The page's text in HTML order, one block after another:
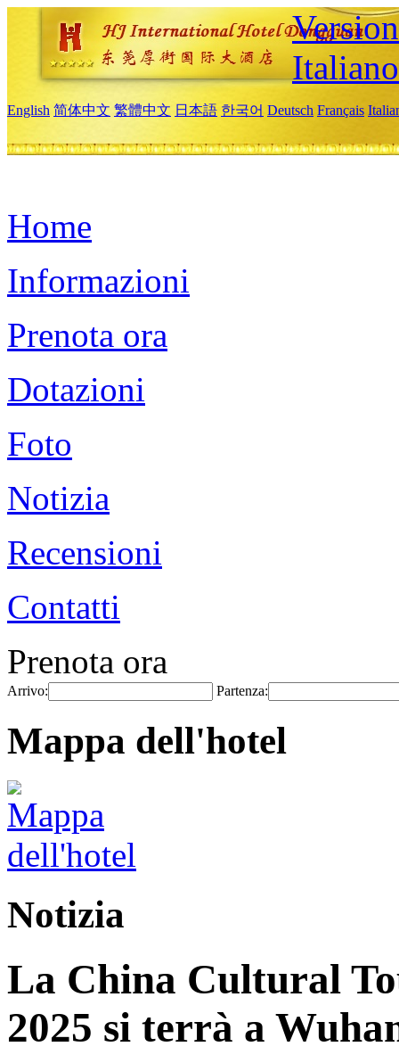
Italiano
English 简体中文 繁體中文 日本語 한국어 Deutsch Français
Home
Informazioni
Prenota ora
Dotazioni
Foto
Notizia
Recensioni
Contatti
Prenota ora
Arrivo: Partenza:
Mappa dell'hotel
Notizia
La China Cultural
2025 si terrà a